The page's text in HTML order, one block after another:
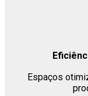
Espaços